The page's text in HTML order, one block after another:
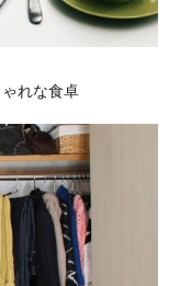
れな食卓